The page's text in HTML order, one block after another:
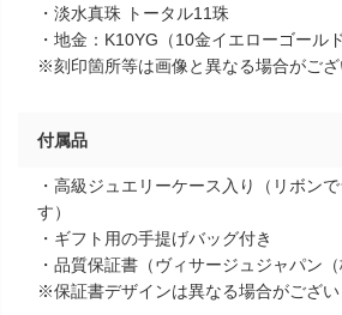
・淡水真珠 トータル11珠
・地金：K10YG（10金イエローゴールド
※刻印箇所等は画像と異なる場合がござ
付属品
・高級ジュエリーケース入り（リボン
す）
・ギフト用の手提げバッグ付き
・品質保証書（ヴィサージュジャパン（
※保証書デザインは異なる場合がござい